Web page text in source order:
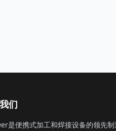
们
是便携式加工和焊接设备的领先